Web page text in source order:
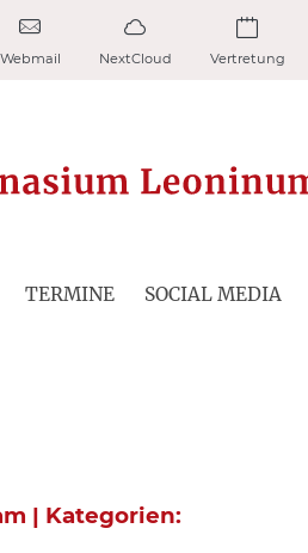
Webmail NextCloud Vertretung
TERMINE SOCIAL MEDIA
| Kategorien: